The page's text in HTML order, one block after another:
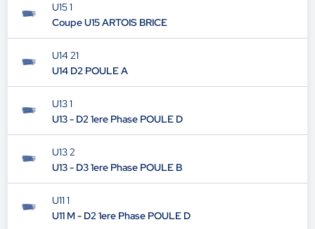
U15 1
Coupe U15 ARTOIS BRICE
U14 21
U14 D2 POULE A
U13 1
U13 - D2 1ere Phase POULE D
U13 2
U13 - D3 1ere Phase POULE B
U11 1
U11 M - D2 1ere Phase POULE D